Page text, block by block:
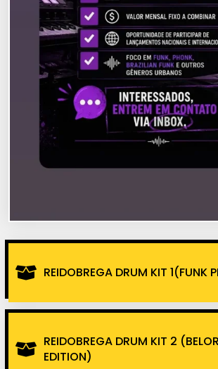
REIDOBREGA DRUM KIT 1(FUNK
REIDOBREGA DRUM KIT 2
EDITION)